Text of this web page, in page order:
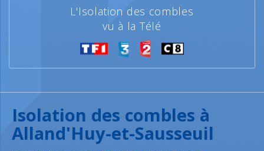
L'Isolation des combles
vu à la Télé
Isolation des combles à
Alland'Huy-et-Sausseuil